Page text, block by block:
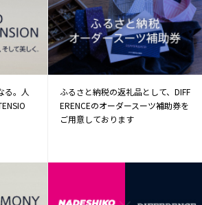
る。人
ふるさと納税の返礼品として、DIFF
ERENCEのオーダースーツ補助券を
ご用意しております